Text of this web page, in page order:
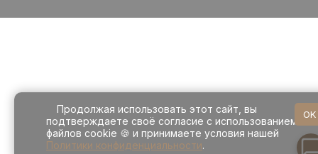
Продолжая использовать этот сайт, вы
подтверждаете своё согласие с использованием
файлов cookie 🍪 и принимаете условия нашей
Политики конфиденциальности.
OK